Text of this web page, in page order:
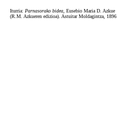
Iturria: Parnasorako bidea , Eusebio Maria D. Azkue
(R.M. Azkueren edizioa). Astuitar Moldagintza, 1896